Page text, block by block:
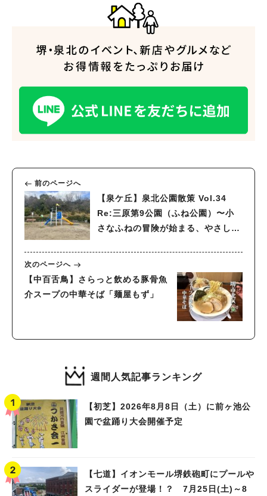
前のページへ
【泉ケ丘】泉北公園散策 Vol.34
Re:三原第9公園（ふね公園）〜小
さなふねの冒険が始まる、やさしい
次のページへ
【中百舌鳥】さらっと飲める豚骨魚
介スープの中華そば「麺屋もず」
週間人気記事ランキング
【初芝】2026年8月8日（土）に前ヶ池公
園で盆踊り大会開催予定
【七道】イオンモール堺鉄砲町にプールや
スライダーが登場！？ 7月25日(土)～8